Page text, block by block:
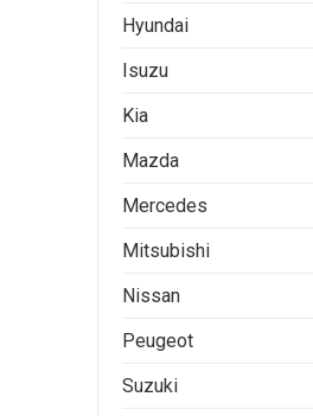
Hyundai
Isuzu
Kia
Mazda
Mercedes
Mitsubishi
Nissan
Peugeot
Suzuki